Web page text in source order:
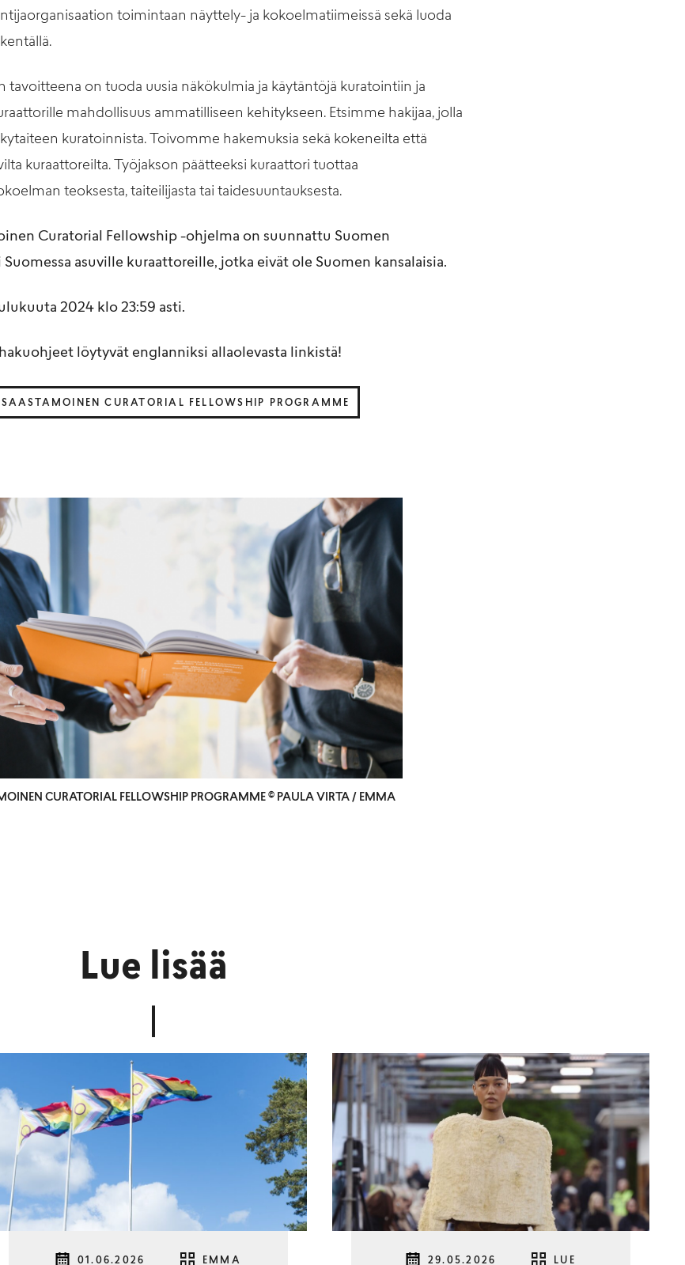
toimintaan näyttely- ja kokoelmatiimeissä sekä luoda
tavoitteena on tuoda uusia näkökulmia ja käytäntöjä kuratointiin ja
mahdollisuus ammatilliseen kehitykseen. Etsimme hakijaa, jolla
kuratoinnista. Toivomme hakemuksia sekä kokeneilta että
kuraattoreilta. Työjakson päätteeksi kuraattori tuottaa
teoksesta, taiteilijasta tai taidesuuntauksesta.
Curatorial Fellowship -ohjelma on suunnattu Suomen
asuville kuraattoreille, jotka eivät ole Suomen kansalaisia.
2024 klo 23:59 asti.
löytyvät englanniksi allaolevasta linkistä!
CURATORIAL FELLOWSHIP PROGRAMME
CURATORIAL FELLOWSHIP PROGRAMME © PAULA VIRTA / EMMA
Lue lisää
01.06.2026 EMMA 29.05.2026 LUE